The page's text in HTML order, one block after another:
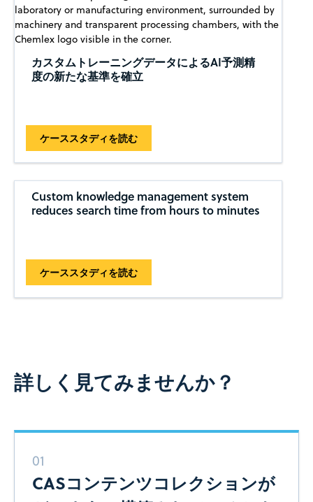
カスタムトレーニングデータによるAI予測精
度の新たな基準を確立
ケーススタディを読む
Custom knowledge management system
reduces search time from hours to minutes
ケーススタディを読む
詳しく見てみませんか？
01
CASコンテンツコレクションが